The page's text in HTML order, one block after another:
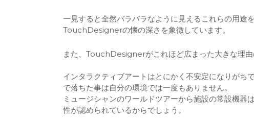
一見すると全然バラバラなように見えるこれらの用途
TouchDesignerの懐の深さを象徴しています。
また、TouchDesignerがこれほど広まった大きな理
インタラクティブアートはとにかく不安定になりが
で落ちた事は自分の環境では一度もありません。
ミュージシャンのワールドツアーから施設の常設機器
性が認められているからでしょう。